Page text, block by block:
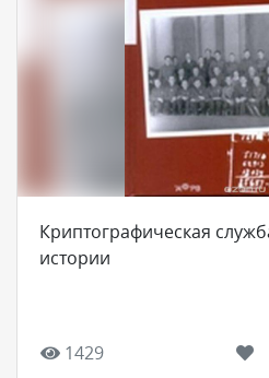
Криптографическая
истории
1429